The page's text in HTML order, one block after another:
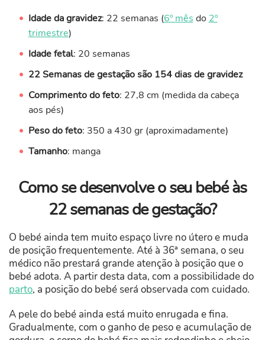
Idade da gravidez: 22 semanas (6º mês do 2º
trimestre)
Idade fetal: 20 semanas
22 Semanas de gestação são 154 dias de gravidez
Comprimento do feto: 27,8 cm (medida da cabeça
aos pés)
Peso do feto: 350 a 430 gr (aproximadamente)
Tamanho: manga
Como se desenvolve o seu bebé às
22 semanas de gestação?
O bebé ainda tem muito espaço livre no útero e muda
de posição frequentemente. Até à 36ª semana, o seu
médico não prestará grande atenção à posição que o
bebé adota. A partir desta data, com a possibilidade do
parto, a posição do bebé será observada com cuidado.
A pele do bebé ainda está muito enrugada e fina.
Gradualmente, com o ganho de peso e acumulação de